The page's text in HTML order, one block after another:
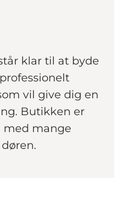
klar til at byde
vil give dig en
Butikken er
med mange